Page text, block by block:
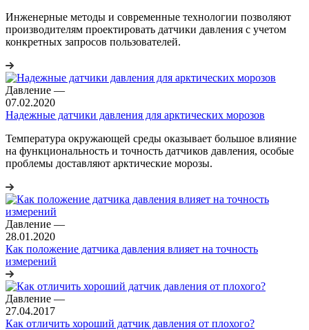
Инженерные методы и современные технологии позволяют
производителям проектировать датчики давления с учетом
конкретных запросов пользователей.
Давление —
07.02.2020
Надежные датчики давления для арктических морозов
Температура окружающей среды оказывает большое влияние
на функциональность и точность датчиков давления, особые
проблемы доставляют арктические морозы.
Давление —
28.01.2020
Как положение датчика давления влияет на точность
измерений
Давление —
27.04.2017
Как отличить хороший датчик давления от плохого?